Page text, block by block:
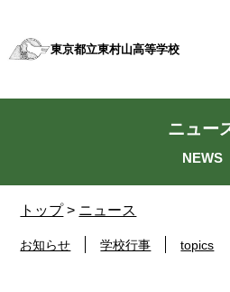
東京都立東村山高等学校
トップ> ニュース
ニュー
お知らせ 学校行事 topics